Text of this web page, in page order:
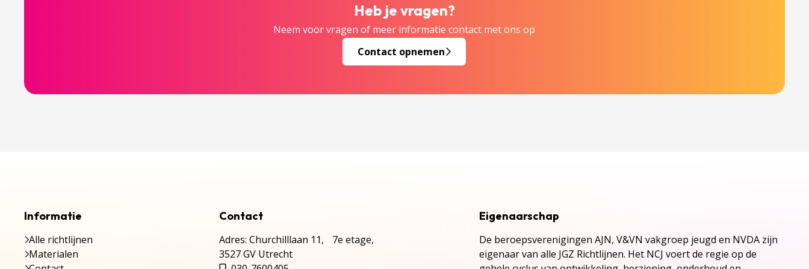
Heb je vragen?
Neem voor vragen of meer informatie contact met ons op
Contact opnemen
Informatie
Alle richtlijnen
Materialen
Contact
Adres: Churchilllaan 11, 7e etage,
3527 GV Utrecht
Eigenaarschap
De beroepsverenigingen AJN, V&VN vakgroep jeugd en NVDA zijn
eigenaar van alle JGZ Richtlijnen. Het NCJ voert de regie op de